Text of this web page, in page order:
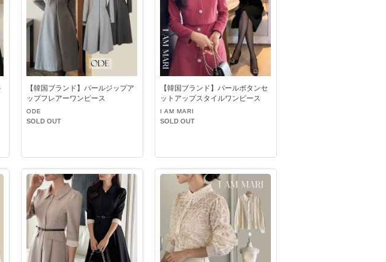
【韓国ブランド】パールジップア
ップフレアーワンピース
ODE
SOLD OUT
【韓国ブランド】パールボタンセ
ットアップスタイルワンピース
I AM MARI
SOLD OUT